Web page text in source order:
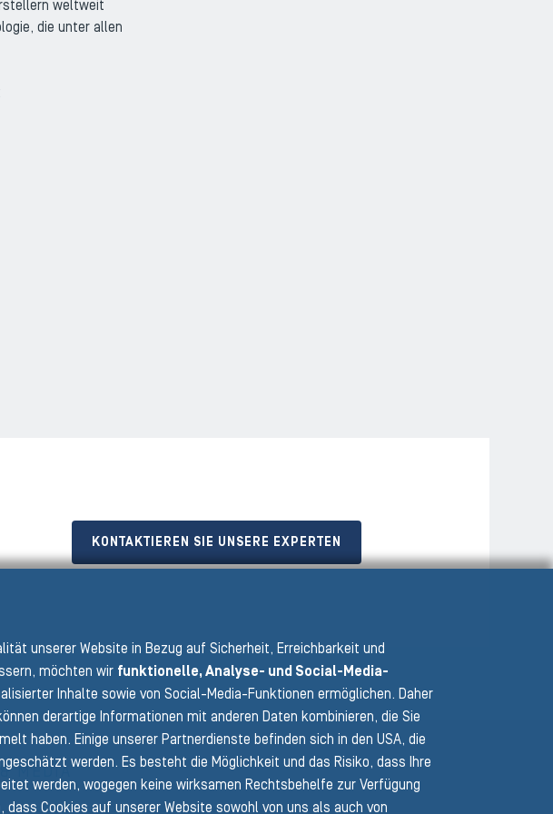
weltweit
die unter allen
KONTAKTIEREN SIE UNSERE EXPERTEN
MEDIA
unserer Website in Bezug auf Sicherheit, Erreichbarkeit und
möchten wir funktionelle, Analyse- und Social-Media-
Inhalte sowie von Social-Media-Funktionen ermöglichen. Daher
derartige Informationen mit anderen Daten kombinieren, die Sie
haben. Einige unserer Partnerdienste befinden sich in den USA, die
werden. Es besteht die Möglichkeit und das Risiko, dass Ihre
werden, wogegen keine wirksamen Rechtsbehelfe zur Verfügung
Cookies auf unserer Website sowohl von uns als auch von